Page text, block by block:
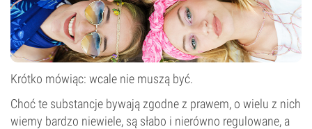
Krótko mówiąc: wcale nie muszą być.
Choć te substancje bywają zgodne z prawem, o wielu z nich
wiemy bardzo niewiele, są słabo i nierówno regulowane, a